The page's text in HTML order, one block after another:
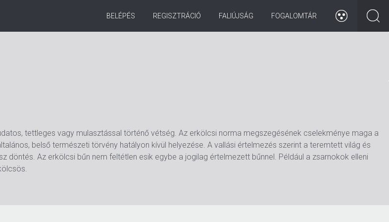
REGISZTRÁCIÓ FALIÚJSÁG FOGALOMTÁR
BELÉPÉS
tettleges vagy mulasztással történő vétség. Az erkölcsi norma megszegésének cselekménye maga a
belső természeti törvény hatályon kívül helyezése. A vallási értelmezés szerint a teremtett világ és
döntés. Az erkölcsi bűn nem feltétlen esik egybe a jogilag értelmezett bűnnel. Például a zsarnokok elleni